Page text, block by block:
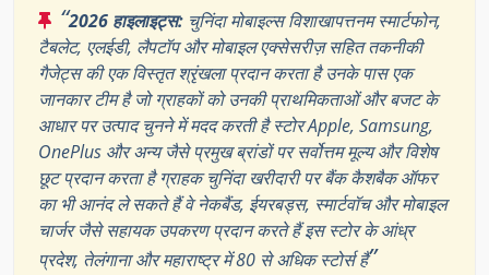
“2026 हाइलाइट्स: चुनिंदा मोबाइल्स विशाखापत्तनम स्मार्टफोन,
टैबलेट, एलईडी, लैपटॉप और मोबाइल एक्सेसरीज़ सहित तकनीकी
गैजेट्स की एक विस्तृत श्रृंखला प्रदान करता है उनके पास एक
जानकार टीम है जो ग्राहकों को उनकी प्राथमिकताओं और बजट के
आधार पर उत्पाद चुनने में मदद करती है स्टोर Apple, Samsung,
OnePlus और अन्य जैसे प्रमुख ब्रांडों पर सर्वोत्तम मूल्य और विशेष
छूट प्रदान करता है ग्राहक चुनिंदा खरीदारी पर बैंक कैशबैक ऑफर
का भी आनंद ले सकते हैं वे नेकबैंड, ईयरबड्स, स्मार्टवॉच और मोबाइल
चार्जर जैसे सहायक उपकरण प्रदान करते हैं इस स्टोर के आंध्र
प्रदेश, तेलंगाना और महाराष्ट्र में 80 से अधिक स्टोर्स हैं”